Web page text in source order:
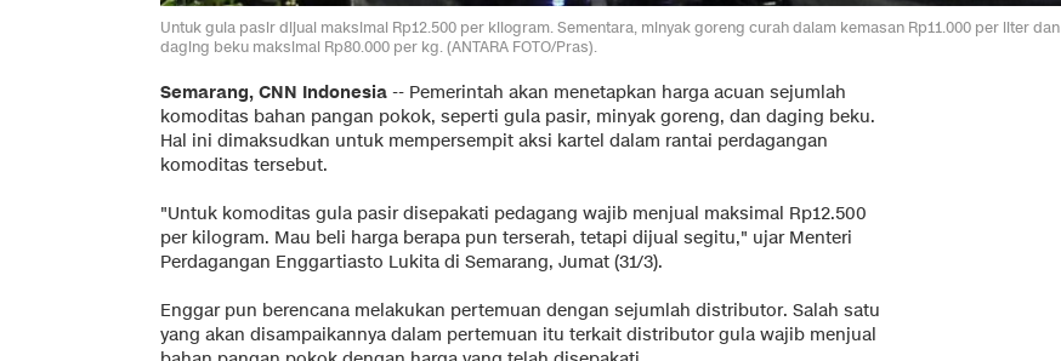
Untuk gula pasir dijual maksimal Rp12.500 per kilogram. Sementara, minyak goreng curah dalam kemasan Rp11.000 per liter dan
daging beku maksimal Rp80.000 per kg. (ANTARA FOTO/Pras).
Semarang, CNN Indonesia -- Pemerintah akan menetapkan harga acuan sejumlah
komoditas bahan pangan pokok, seperti gula pasir, minyak goreng, dan daging beku.
Hal ini dimaksudkan untuk mempersempit aksi kartel dalam rantai perdagangan
komoditas tersebut.
"Untuk komoditas gula pasir disepakati pedagang wajib menjual maksimal Rp12.500
per kilogram. Mau beli harga berapa pun terserah, tetapi dijual segitu," ujar Menteri
Perdagangan Enggartiasto Lukita di Semarang, Jumat (31/3).
Enggar pun berencana melakukan pertemuan dengan sejumlah distributor. Salah satu
yang akan disampaikannya dalam pertemuan itu terkait distributor gula wajib menjual